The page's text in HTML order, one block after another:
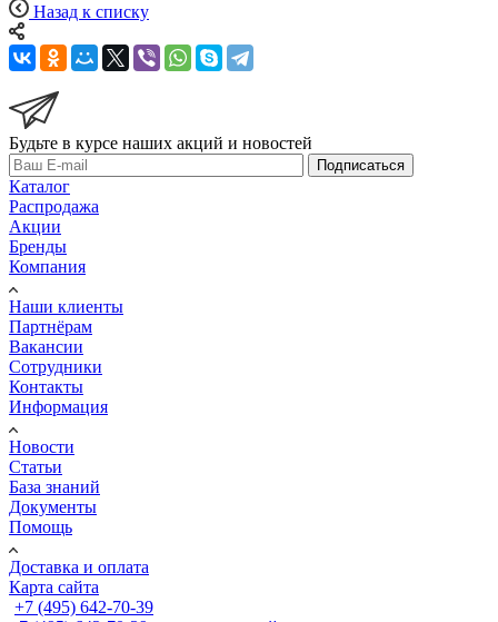
Назад к списку
Будьте в курсе наших акций и новостей
Подписаться
Каталог
Распродажа
Акции
Бренды
Компания
Наши клиенты
Партнёрам
Вакансии
Сотрудники
Контакты
Информация
Новости
Статьи
База знаний
Документы
Помощь
Доставка и оплата
Карта сайта
+7 (495) 642-70-39